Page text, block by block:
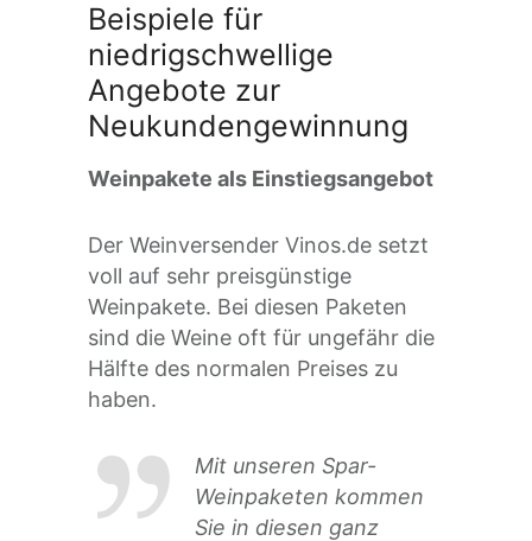
Beispiele für
niedrigschwellige
Angebote zur
Neukundengewinnung
Weinpakete als Einstiegsangebot
Der Weinversender Vinos.de setzt
voll auf sehr preisgünstige
Weinpakete. Bei diesen Paketen
sind die Weine oft für ungefähr die
Hälfte des normalen Preises zu
haben.
Mit unseren Spar-
Weinpaketen kommen
Sie in diesen ganz